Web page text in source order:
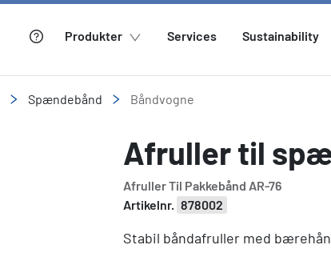
Produkter Services Sustainability
Spændebånd Båndvogne
Afruller til
Afruller Til Pakkebånd AR-76
Artikelnr. 878002
Stabil båndafruller med